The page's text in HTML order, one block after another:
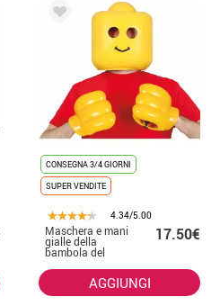
CONSEGNA 3/4 GIORNI
SUPER VENDITE
4.34/5.00
Maschera e mani
gialle della
bambola del
17.50€
AGGIUNGI